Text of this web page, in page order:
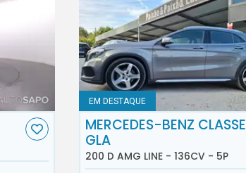
EM DESTAQUE
MERCEDES-BENZ CLASSE
GLA
200 D AMG LINE - 136CV - 5P